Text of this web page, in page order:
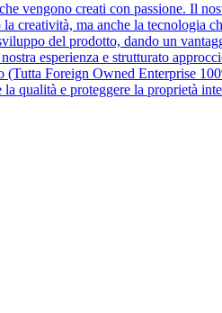
vengono creati con passione. Il
creatività, ma anche la tecnologia
del prodotto, dando un
esperienza e strutturato
Foreign Owned Enterprise
qualità e proteggere la proprietà